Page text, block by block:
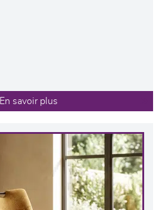
En savoir plus